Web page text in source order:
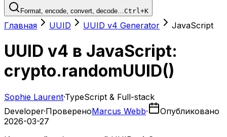
Format, encode, convert, decode…Ctrl+K
Главная UUID UUID v4 Generator JavaScript
UUID v4 в JavaScript:
crypto.randomUUID()
Sophie Laurent·TypeScript & Full-stack
Developer·ПровереноMarcus Webb·
Опубликовано
2026-03-27